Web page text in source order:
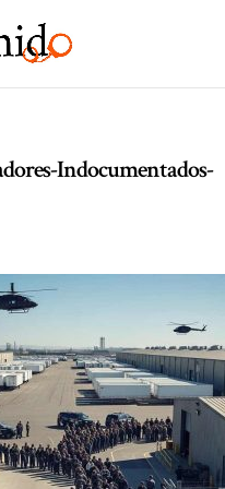
Indocumentados-